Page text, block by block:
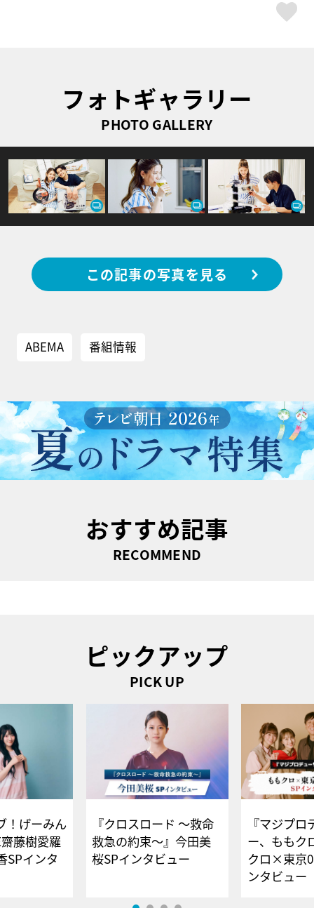
フォトギャラリー
PHOTO GALLERY
この記事の写真を見る
ABEMA 番組情報
おすすめ記事
RECOMMEND
ピックアップ
PICK UP
！げーみん
藤樹愛羅
SPインタ
『クロスロード ～救命
救急の約束～』今田美
桜SPインタビュー
『マジプロ
ー、ももク
クロ×東京
ンタビュー